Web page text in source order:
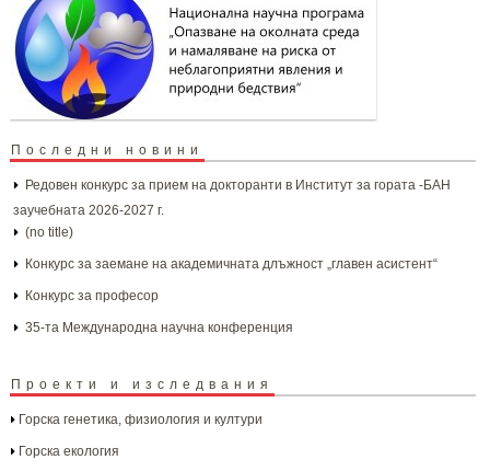
Последни новини
Редовен конкурс за прием на докторанти в Институт за гората -БАН
заучебната 2026-2027 г.
(no title)
Конкурс за заемане на академичната длъжност „главен асистент“
Конкурс за професор
35-та Международна научна конференция
Проекти и изследвания
Горска генетика, физиология и култури
Горска екология